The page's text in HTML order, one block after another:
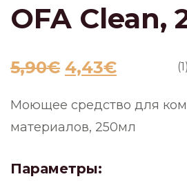
OFA Clean,
(1)
5,90€ 4,43€
Моющее средство для
материалов, 250мл
Параметры: